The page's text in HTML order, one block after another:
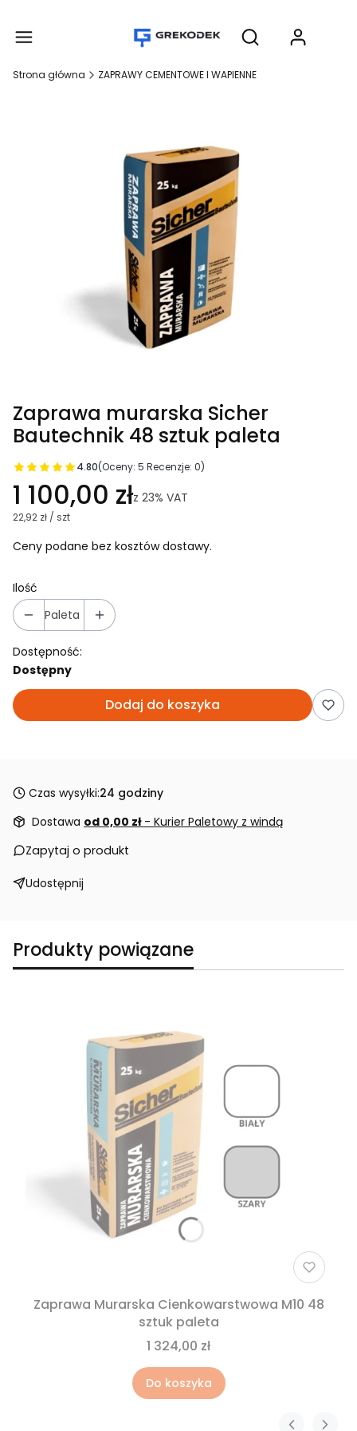
Otwórz
Strona główna ZAPRAWY CEMENTOWE I WAPIENNE
Zaprawa murarska Sicher
Bautechnik 48 sztuk paleta
4.80(Oceny: 5 Recenzje: 0)
1 100,00 złz 23% VAT
22,92 zł / szt
Ceny podane bez kosztów dostawy.
Ilość
Paleta
Dostępność:
Dostępny
Dodaj do koszyka
Czas wysyłki:24 godziny
Dostawa od 0,00 zł - Kurier Paletowy z windą
Zapytaj o produkt
Udostępnij
Produkty powiązane
Zaprawa Murarska Cienkowarstwowa M10 48
sztuk paleta
1 324,00 zł
Do koszyka